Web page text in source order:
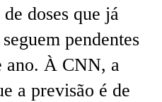
doses que já
pendentes
ano. À CNN, a
a previsão é de